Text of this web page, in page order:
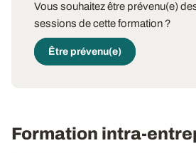
Vous souhaitez être prévenu(e)
sessions de cette formation ?
Être prévenu(e)
Formation intra-